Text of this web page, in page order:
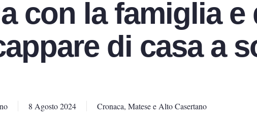
con la famiglia e
di casa a
8 Agosto 2024 Cronaca, Matese e Alto Casertano